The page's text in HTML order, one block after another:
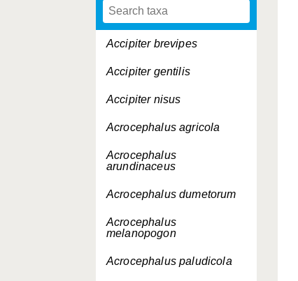
Accipiter brevipes
Accipiter gentilis
Accipiter nisus
Acrocephalus agricola
Acrocephalus
arundinaceus
Acrocephalus dumetorum
Acrocephalus
melanopogon
Acrocephalus paludicola